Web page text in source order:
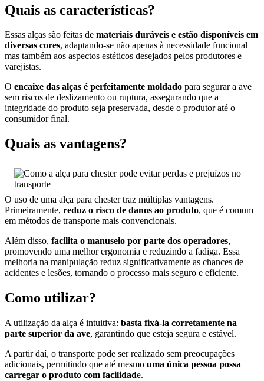
Quais as características?
Essas alças são feitas de materiais duráveis e estão disponíveis em
diversas cores, adaptando-se não apenas à necessidade funcional
mas também aos aspectos estéticos desejados pelos produtores e
varejistas.
O encaixe das alças é perfeitamente moldado para segurar a ave
sem riscos de deslizamento ou ruptura, assegurando que a
integridade do produto seja preservada, desde o produtor até o
consumidor final.
Quais as vantagens?
O uso de uma alça para chester traz múltiplas vantagens.
Primeiramente, reduz o risco de danos ao produto, que é comum
em métodos de transporte mais convencionais.
Além disso, facilita o manuseio por parte dos operadores,
promovendo uma melhor ergonomia e reduzindo a fadiga. Essa
melhoria na manipulação reduz significativamente as chances de
acidentes e lesões, tornando o processo mais seguro e eficiente.
Como utilizar?
A utilização da alça é intuitiva: basta fixá-la corretamente na
parte superior da ave, garantindo que esteja segura e estável.
A partir daí, o transporte pode ser realizado sem preocupações
adicionais, permitindo que até mesmo uma única pessoa possa
carregar o produto com facilidade.